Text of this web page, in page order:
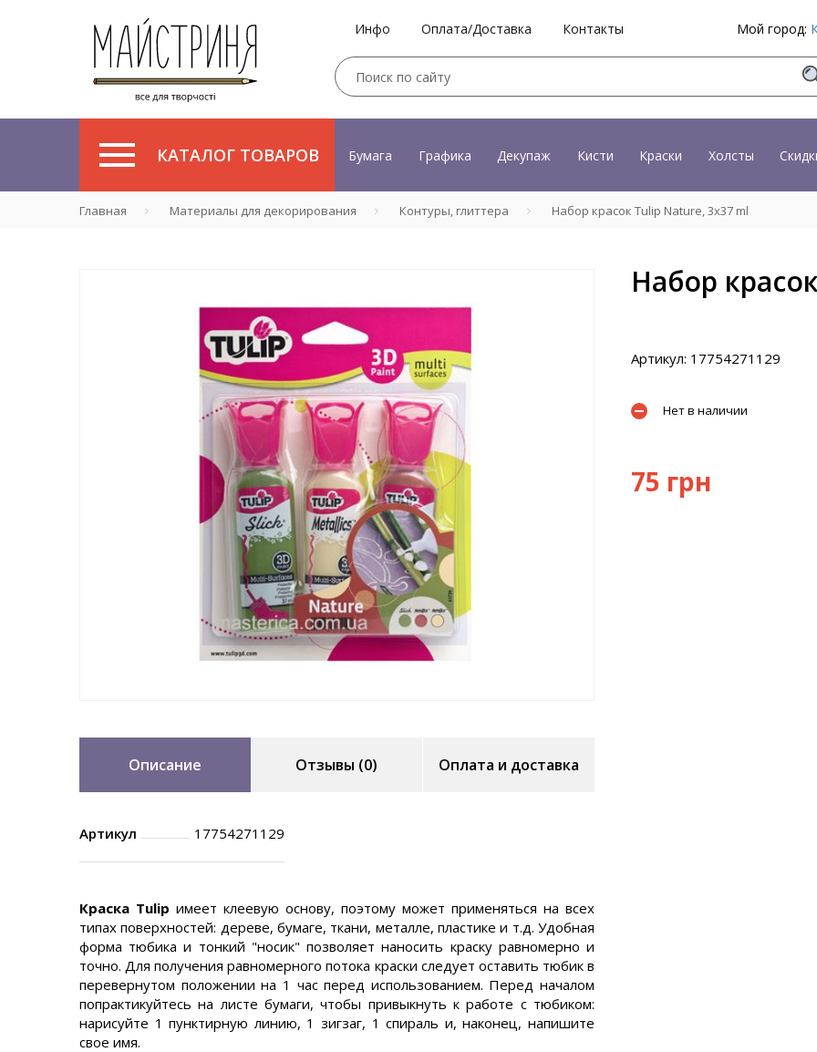
Инфо Оплата/Доставка Контакты Мой город:
КАТАЛОГ ТОВАРОВ Бумага Графика Декупаж Кисти Краски Холсты
Главная Материалы для декорирования Контуры, глиттера Набор красок Tulip Nature, 3x37 ml
Описание Отзывы (0) Оплата и доставка
Артикул 17754271129
Краска Tulip имеет клеевую основу, поэтому может применяться на всех
типах поверхностей: дереве, бумаге, ткани, металле, пластике и т.д. Удобная
форма тюбика и тонкий "носик" позволяет наносить краску равномерно и
точно. Для получения равномерного потока краски следует оставить тюбик в
перевернутом положении на 1 час перед использованием. Перед началом
попрактикуйтесь на листе бумаги, чтобы привыкнуть к работе с тюбиком:
нарисуйте 1 пунктирную линию, 1 зигзаг, 1 спираль и, наконец, напишите
свое имя.
Набор
Артикул: 17754271129
Нет в наличии
75 грн